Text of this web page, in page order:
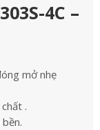
4C –
mở nhẹ
.